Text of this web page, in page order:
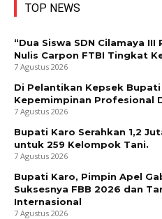
TOP NEWS
“Dua Siswa SDN Cilamaya
Nulis Carpon FTBI Tingkat
7 Agustus 2026
Di Pelantikan Kepsek
Kepemimpinan Profesional
7 Agustus 2026
Bupati Karo Serahkan 1,2
untuk 259 Kelompok Tani.
7 Agustus 2026
Bupati Karo, Pimpin Apel
Suksesnya FBB 2026 dan
Internasional
7 Agustus 2026